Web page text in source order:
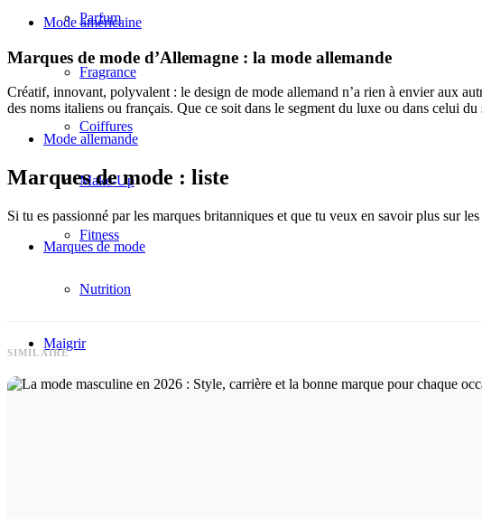
Parfum
Fragrance
Coiffures
Make-Up
Fitness
Nutrition
Maigrir
Mode américaine
Marques de mode d’Allemagne : la mode allemande
Créatif, innovant, polyvalent : le design de mode allemand n’a rien à envier aux
des noms italiens ou français. Que ce soit dans le segment du luxe ou dans celui
Mode allemande
Marques de mode : liste
Si tu es passionné par les marques britanniques et que tu veux en savoir plus sur
Marques de mode
SIMILAIRE